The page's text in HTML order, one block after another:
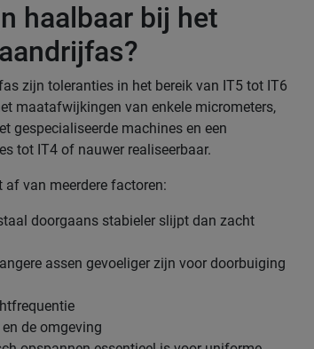
haalbaar bij het
zijn toleranties in het bereik van IT5 tot IT6
maatafwijkingen van enkele micrometers,
gespecialiseerde machines en een
tot IT4 of nauwer realiseerbaar.
van meerdere factoren:
doorgaans stabieler slijpt dan zacht
assen gevoeliger zijn voor doorbuiging
de omgeving